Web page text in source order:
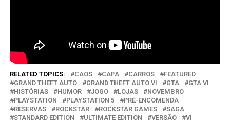
RELATED TOPICS: CAOS CAPA CARROS
FEATURED
GRAND THEFT AUTO
GRAND THEFT AUTO VI GTA
GTA VI
HISTÓRIAS
HUMOR JOGO LOJAS
NOVEMBRO
PLAYSTATION
PLAYSTATION 5
PRÉ-ENCOMENDA
RESERVAS
ROCKSTAR ROCKSTAR GAMES
SAGA
STANDARD EDITION
ULTIMATE EDITION VERSÃO
VI